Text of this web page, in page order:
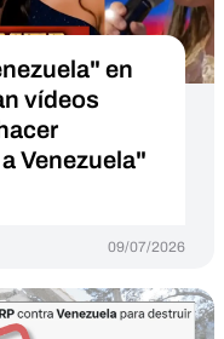
en
vídeos
Venezuela"
09/07/2026